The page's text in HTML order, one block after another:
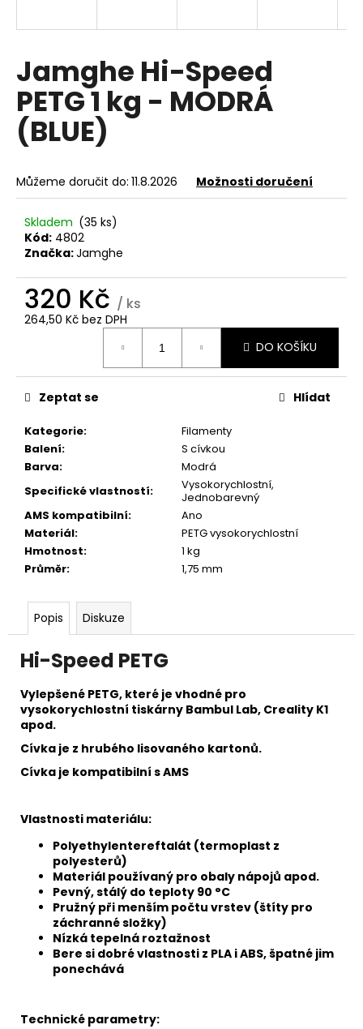
Jamghe Hi-Speed
PETG 1 kg - MODRÁ
(BLUE)
Můžeme doručit do: 11.8.2026 Možnosti doručení
Skladem (35 ks)
Kód: 4802
Značka:Jamghe
320 Kč / ks
264,50 Kč bez DPH
DO KOŠÍKU
Kategorie:
Filamenty
Balení:
S cívkou
Barva:
Modrá
Specifické vlastností: Vysokorychlostní,
Jednobarevný
AMS kompatibilní:
Ano
Materiál:
PETG vysokorychlostní
Hmotnost:
1 kg
Průměr: 1,75 mm
Zeptat se Hlídat
Popis Diskuze
Hi-Speed PETG
Vylepšené PETG, které je vhodné pro
vysokorychlostní tiskárny Bambul Lab, Creality K1
apod.
Cívka je z hrubého lisovaného kartonů.
Cívka je kompatibilní s AMS
Vlastnosti materiálu:
Polyethylentereftalát (termoplast z
polyesterů)
Materiál používaný pro obaly nápojů apod.
Pevný, stálý do teploty 90 °C
Pružný při menším počtu vrstev (štíty pro
záchranné složky)
Nízká tepelná roztažnost
Bere si dobré vlastnosti z PLA i ABS, špatné jim
ponechává
Technické parametry:
t
?
HLEDAT
D
o
p
o
u
m
e